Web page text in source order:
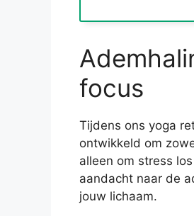
focus
Tijdens ons yoga
ontwikkeld om
alleen om stress
aandacht naar de
jouw lichaam.